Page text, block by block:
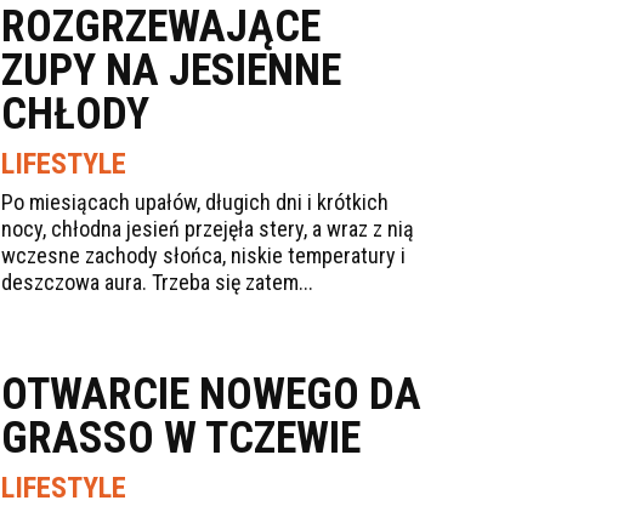
ROZGRZEWAJĄCE
ZUPY NA JESIENNE
CHŁODY
LIFESTYLE
Po miesiącach upałów, długich dni i krótkich
nocy, chłodna jesień przejęła stery, a wraz z nią
wczesne zachody słońca, niskie temperatury i
deszczowa aura. Trzeba się zatem...
OTWARCIE NOWEGO DA
GRASSO W TCZEWIE
LIFESTYLE